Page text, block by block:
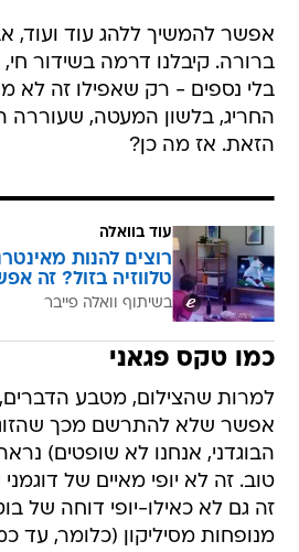
אפשר להמשיך ללהג עוד ועוד,
ברורה. קיבלנו דרמה בשידור
בלי נספים - רק שאפילו זה לא
החריג, בלשון המעטה, שעוררה
הזאת. אז מה כן?
עוד בוואלה
רוצים להנות
טלווזיה בזול? זה
בשיתוף וואלה פייבר
כמו טקס פגאני
למרות שהצילום, מטבע
אפשר שלא להתרשם מכך
הבוגדני, אנחנו לא שופטים)
טוב. זה לא יופי מאיים של דוגמני
זה גם לא כאילו-יופי דוחה של
מנופחות מסיליקון (כלומר,